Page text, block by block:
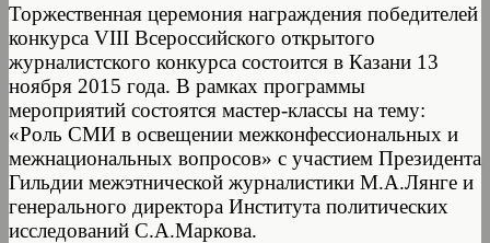
Торжественная церемония награждения победителей
конкурса VIII Всероссийского открытого
журналистского конкурса состоится в Казани 13
ноября 2015 года. В рамках программы
мероприятий состоятся мастер-классы на тему:
«Роль СМИ в освещении межконфессиональных и
межнациональных вопросов» с участием Президента
Гильдии межэтнической журналистики М.А.Лянге и
генерального директора Института политических
исследований С.А.Маркова.